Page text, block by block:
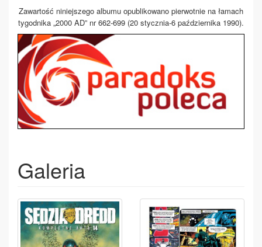
Zawartość niniejszego albumu opublikowano pierwotnie na łamach
tygodnika „2000 AD” nr 662-699 (20 stycznia-6 października 1990).
Galeria